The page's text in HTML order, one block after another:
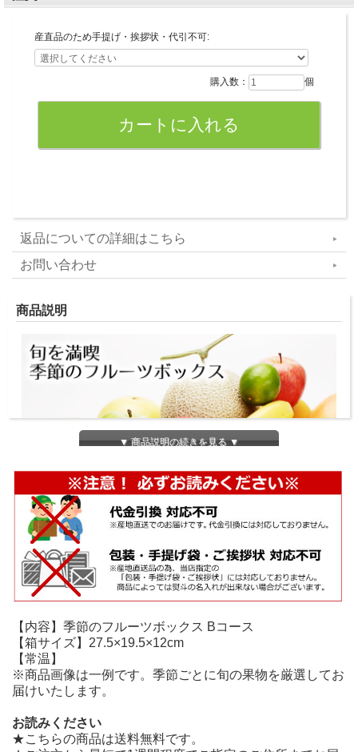
産直品のため手提げ・挨拶状・代引不可:
購入数： 個
返品についての詳細はこちら
お問い合わせ
商品説明
▼ 商品説明の続きを見る ▼
【内容】季節のフルーツボックス Bコース
【箱サイズ】27.5×19.5×12cm
【常温】
※商品画像は一例です。季節ごとに旬の果物を厳選してお
届けいたします。
お読みください
★こちらの商品は送料無料です。